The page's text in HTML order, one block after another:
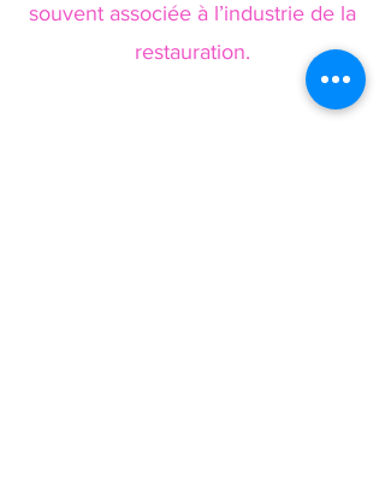
souvent associée à l’industrie de la
restauration.